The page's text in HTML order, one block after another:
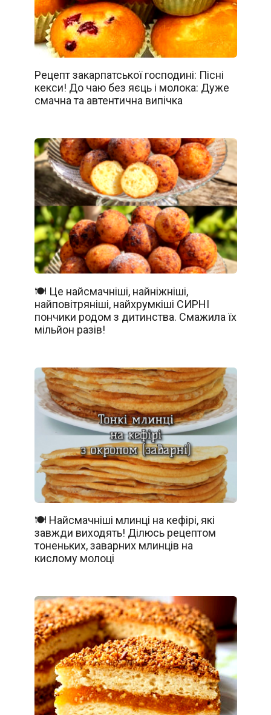
Рецепт закарпатської господині: Пісні
кекси! До чаю без яєць і молока: Дуже
смачна та автентична випічка
🍽️ Це найсмачніші, найніжніші,
найповітряніші, найхрумкіші СИРНІ
пончики родом з дитинства. Смажила їх
мільйон разів!
🍽️ Найсмачніші млинці на кефірі, які
завжди виходять! Ділюсь рецептом
тоненьких, заварних млинців на
кислому молоці